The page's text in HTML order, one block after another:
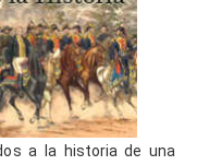
a la historia de una